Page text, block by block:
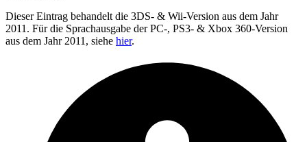
Dieser Eintrag behandelt die 3DS- & Wii-Version aus dem Jahr
2011. Für die Sprachausgabe der PC-, PS3- & Xbox 360-Version
aus dem Jahr 2011, siehe hier.